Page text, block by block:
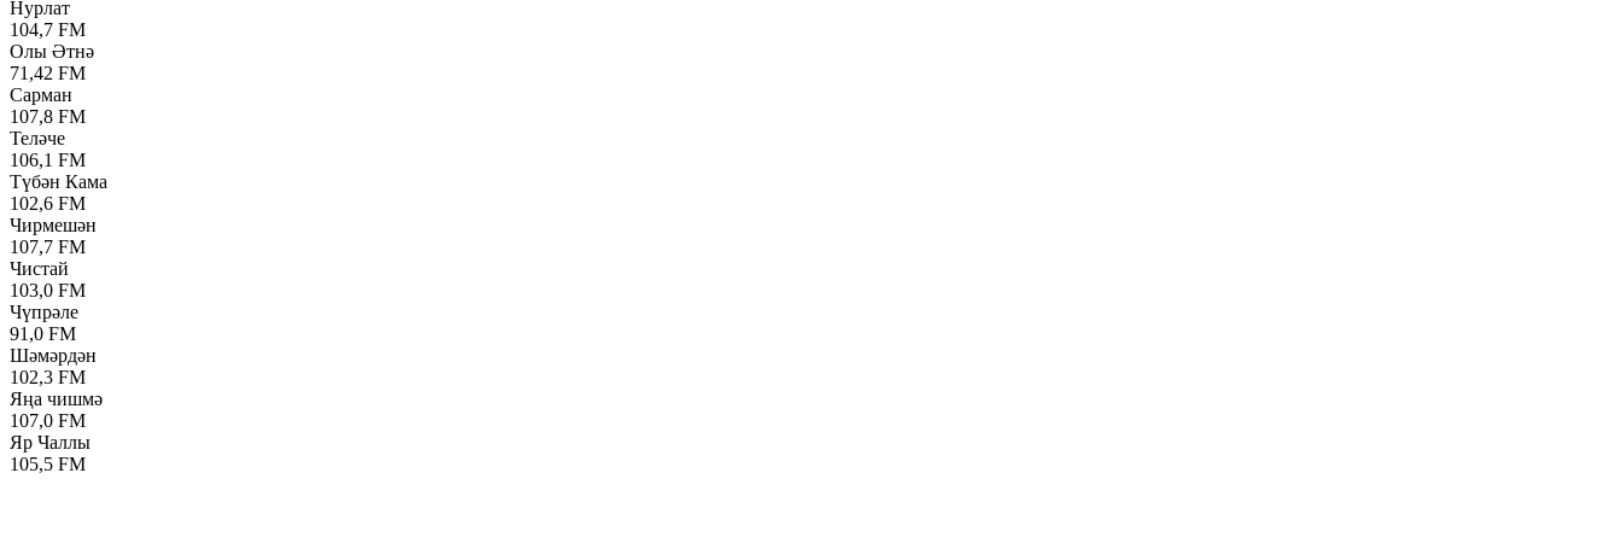
Нурлат
104,7 FM
Олы Әтнә
71,42 FM
Сарман
107,8 FM
Теләче
106,1 FM
Түбән Кама
102,6 FM
Чирмешән
107,7 FM
Чистай
103,0 FM
Чүпрәле
91,0 FM
Шәмәрдән
102,3 FM
Яңа чишмә
107,0 FM
Яр Чаллы
105,5 FM